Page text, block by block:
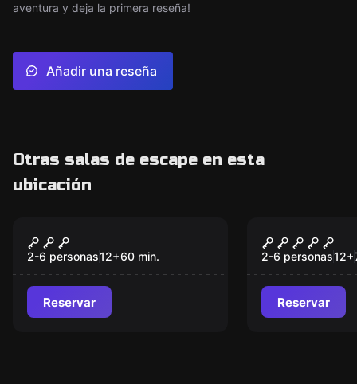
aventura y deja la primera reseña!
Añadir una reseña
Otras salas de escape en esta
ubicación
Experiencia Roja
2-6 personas12+60 min.
Reservar
Escondite
2-6 personas12+
Reservar